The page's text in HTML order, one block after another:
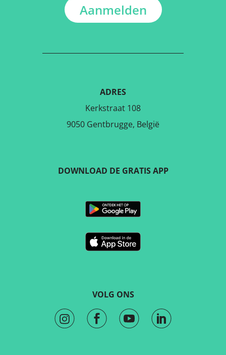
Aanmelden
ADRES
Kerkstraat 108
9050 Gentbrugge, België
VOLG ONS
DOWNLOAD DE GRATIS APP